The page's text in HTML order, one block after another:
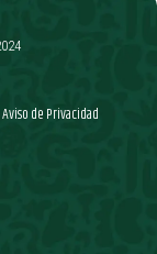
Aviso de Privacidad